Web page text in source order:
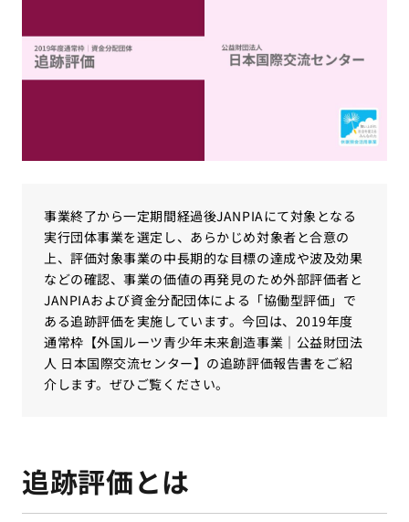
事業終了から一定期間経過後JANPIAにて対象となる
実行団体事業を選定し、あらかじめ対象者と合意の
上、評価対象事業の中長期的な目標の達成や波及効果
などの確認、事業の価値の再発見のため外部評価者と
JANPIAおよび資金分配団体による「協働型評価」で
ある追跡評価を実施しています。今回は、2019年度
通常枠【外国ルーツ青少年未来創造事業｜公益財団法
人 日本国際交流センター】の追跡評価報告書をご紹
介します。ぜひご覧ください。
追跡評価とは